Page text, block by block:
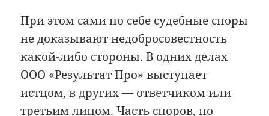
При этом сами по себе судебные споры
не доказывают недобросовестность
какой-либо стороны. В одних делах
ООО «Результат Про» выступает
истцом, в других — ответчиком или
третьим лицом. Часть споров, по